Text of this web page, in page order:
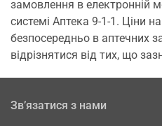
замовлення в електронній
системі Аптека 9-1-1. Ціни
безпосередньо в аптечних
відрізнятися від тих, що
Зв’язатися з нами